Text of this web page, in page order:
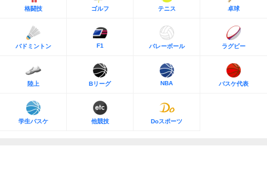
格闘技 ゴルフ テニス 卓球
バドミントン F1 バレーボール ラグビー
陸上 Bリーグ NBA バスケ代表
学生バスケ 他競技 Doスポーツ